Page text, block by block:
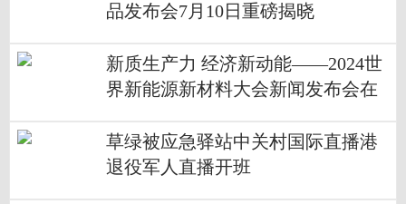
品发布会7月10日重磅揭晓
新质生产力 经济新动能——2024世
界新能源新材料大会新闻发布会在
草绿被应急驿站中关村国际直播港
退役军人直播开班